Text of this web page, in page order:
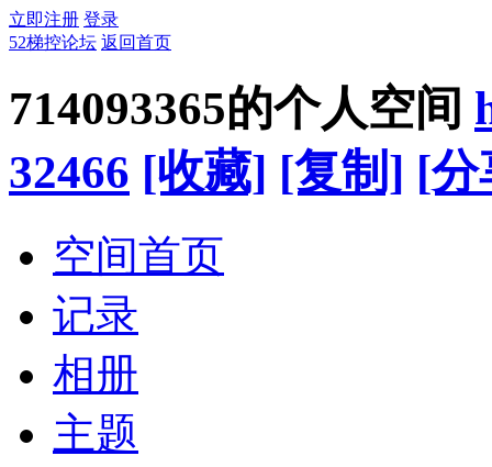
立即注册 登录
52梯控论坛 返回首页
714093365的个人空间
32466 [收藏] [复制] [分
空间首页
记录
相册
主题